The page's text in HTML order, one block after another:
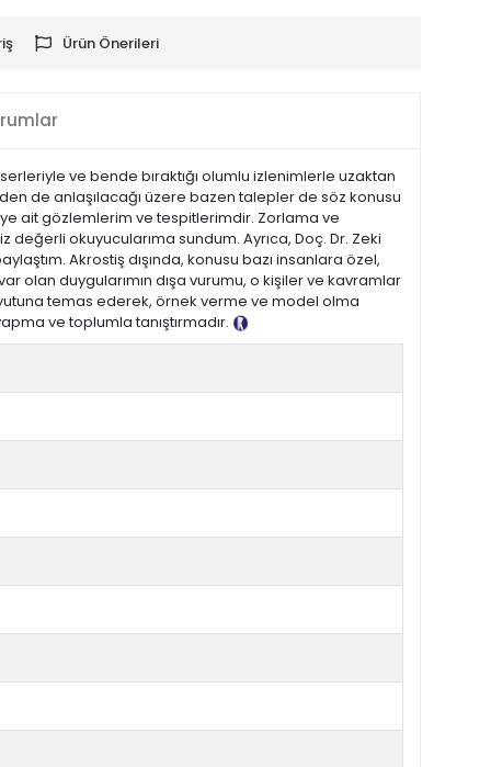
Ürün Önerileri
ve bende bıraktığı olumlu izlenimlerle uzaktan
de anlaşılacağı üzere bazen talepler de söz konusu
ait gözlemlerim ve tespitlerimdir. Zorlama ve
değerli okuyucularıma sundum. Ayrıca, Doç. Dr. Zeki
Akrostiş dışında, konusu bazı insanlara özel,
olan duygularımın dışa vurumu, o kişiler ve kavramlar
temas ederek, örnek verme ve model olma
ve toplumla tanıştırmadır.
Tanıtım Metni